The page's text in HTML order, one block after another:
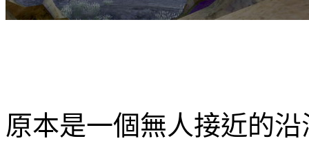
原本是一個無人接近的